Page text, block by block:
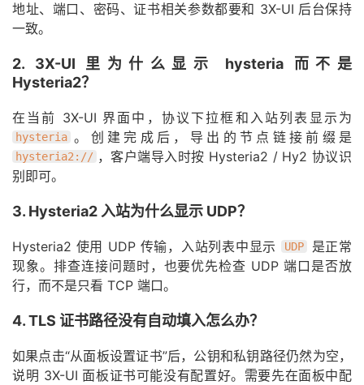
地址、端口、密码、证书相关参数都要和 3X-UI 后台保持
一致。
2. 3X-UI 里为什么显示 hysteria 而不是
Hysteria2？
在当前 3X-UI 界面中，协议下拉框和入站列表显示为
hysteria 。创建完成后，导出的节点链接前缀是
hysteria2:// ，客户端导入时按 Hysteria2 / Hy2 协议识
别即可。
3. Hysteria2 入站为什么显示 UDP？
Hysteria2 使用 UDP 传输，入站列表中显示 UDP
是正常
现象。排查连接问题时，也要优先检查 UDP 端口是否放
行，而不是只看 TCP 端口。
4. TLS 证书路径没有自动填入怎么办？
如果点击“从面板设置证书”后，公钥和私钥路径仍然为空，
说明 3X-UI 面板证书可能没有配置好。需要先在面板中配